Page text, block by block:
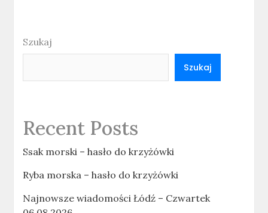
Szukaj
Szukaj
Recent Posts
Ssak morski – hasło do krzyżówki
Ryba morska – hasło do krzyżówki
Najnowsze wiadomości Łódź – Czwartek